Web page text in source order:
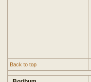
Back to top